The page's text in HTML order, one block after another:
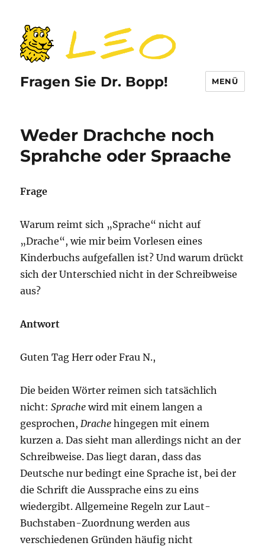
Fragen Sie Dr. Bopp! MENÜ
Weder Drachche noch
Sprahche oder Spraache
Frage
Warum reimt sich „Sprache“ nicht auf
„Drache“, wie mir beim Vorlesen eines
Kinderbuchs aufgefallen ist? Und warum drückt
sich der Unterschied nicht in der Schreibweise
aus?
Antwort
Guten Tag Herr oder Frau N.,
Die beiden Wörter reimen sich tatsächlich
nicht:Sprache wird mit einem langen a
gesprochen,Drache hingegen mit einem
kurzen a. Das sieht man allerdings nicht an der
Schreibweise. Das liegt daran, dass das
Deutsche nur bedingt eine Sprache ist, bei der
die Schrift die Aussprache eins zu eins
wiedergibt. Allgemeine Regeln zur Laut-
Buchstaben-Zuordnung werden aus
verschiedenen Gründen häufig nicht